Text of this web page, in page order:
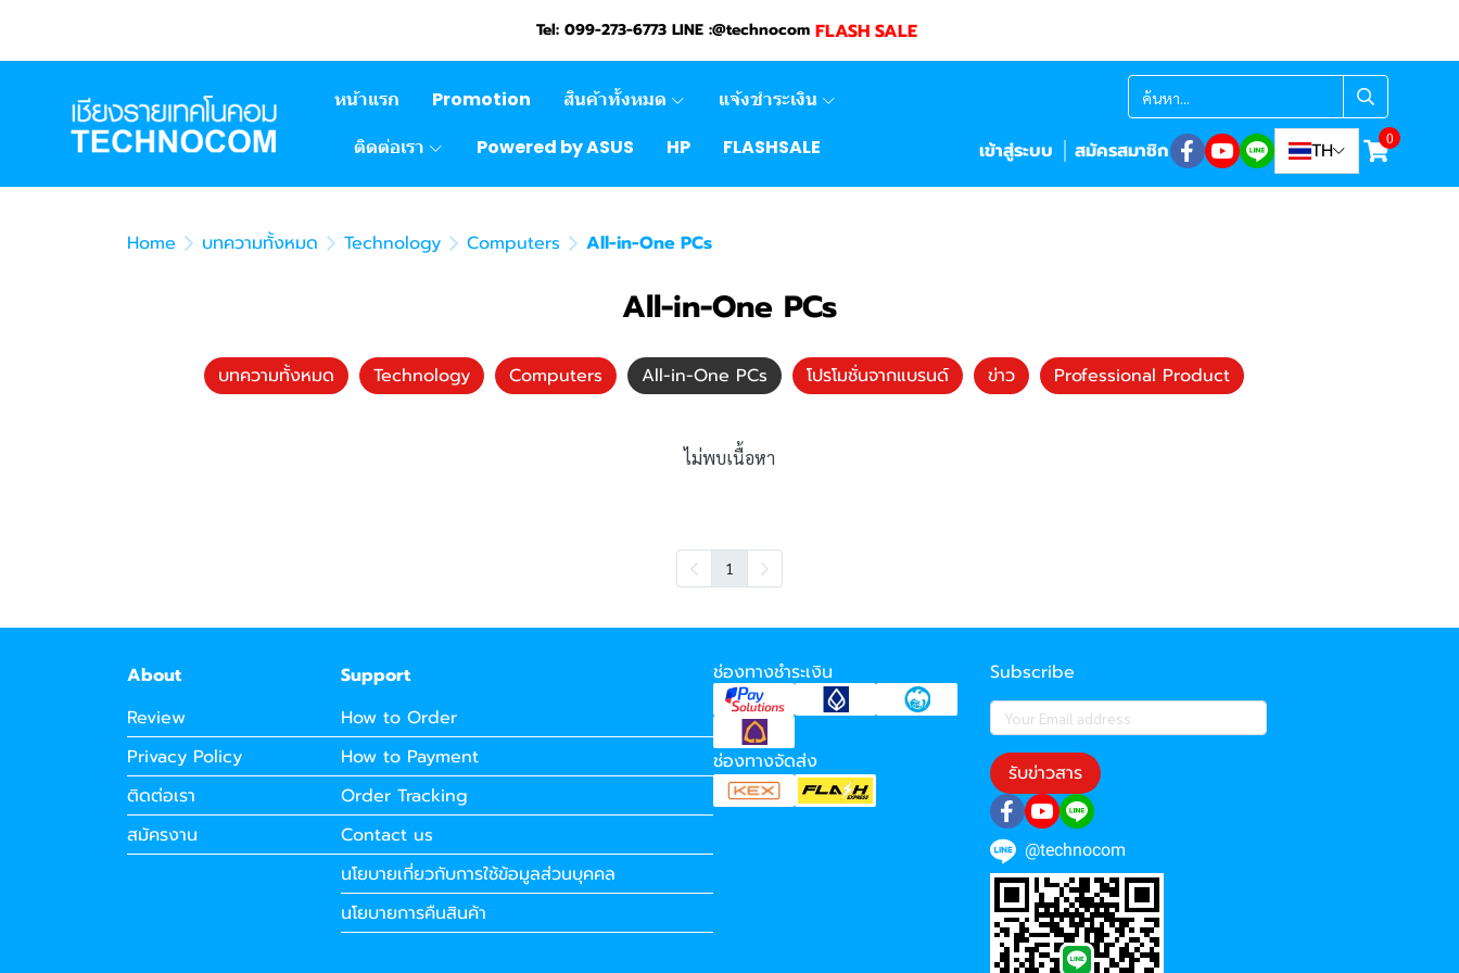
Tel: 099-273-6773 LINE :@technocom FLASH SALE
หน้าแรก Promotion สินค้าทั้งหมด
แจ้งชำระเงิน
ติดต่อเรา
Powered by ASUS HP FLASHSALE เข้าสู่ระบบ สมัครสมาชิก TH 0
Home บทความทั้งหมด Technology Computers All-in-One PCs
All-in-One PCs
บทความทั้งหมด Technology Computers All-in-One PCs โปรโมชั่นจากแบรนด์ ข่าว Professional Product
ไม่พบเนื้อหา
1
About
Review
Privacy Policy
ติดต่อเรา
สมัครงาน
Support
How to Order
How to Payment
Order Tracking
Contact us
นโยบายเกี่ยวกับการใช้ข้อมูลส่วนบุคคล
นโยบายการคืนสินค้า
ช่องทางชำระเงิน
ช่องทางจัดส่ง
Subscribe
รับข่าวสาร
@technocom